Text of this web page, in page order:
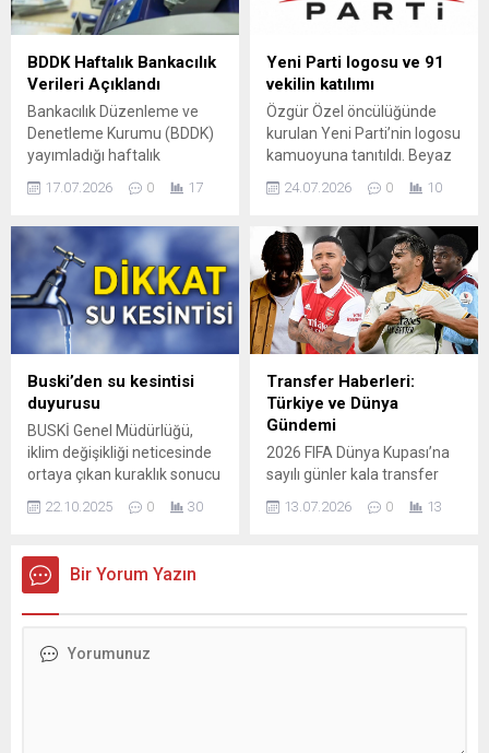
İran’a yönelik askeri harekâtı
durdurması ve barış
görüşmelerinin yeniden
başlamasının
açıklanmasıyla tetiklendi.
Enerji piyasalarındaki
dalgalanma,...
işbirliğinde düzenlediği
Yağ Toplama ve Atık Pil
Toplama yarışmalarında
Barış Meclisi’nde...
BDDK Haftalık Bankacılık
Verileri Açıklandı
Bankacılık Düzenleme ve
Denetleme Kurumu (BDDK)
yayımladığı haftalık
büyüklüklerindeki
korumalı mevduatlardaki
gerileme ile birlikte kredi ve
mevduat hacimlerindeki
haftalık hareketler öne çıktı.
Verilere göre, kur korumalı
Türk Lirası mevduat ve
katılma hesapları geçen
hafta 31 milyon lira azalarak
205 milyon liraya düştü. Aynı
dönemde...
17.07.2026 0 17
Yeni Parti logosu ve 91
vekilin katılımı
Özgür Özel öncülüğünde
kurulan Yeni Parti’nin logosu
kamuoyuna tanıtıldı. Beyaz
renkte büyük puntolarla
altında siyah renkte “Parti”
yazısı yer alıyor. Partinin
kuruluş dilekçesi İçişleri
Bakanlığı’na verildi. Bu
gelişmeyle birlikte, Özel’in
de aralarında bulunduğu 91
milletvekilinin CHP’den istifa
ederek Yeni Parti saflarına
katılması dikkat çekti....
24.07.2026 0 10
Buski’den su kesintisi
duyurusu
BUSKİ Genel Müdürlüğü,
iklim değişikliği neticesinde
ortaya çıkan kuraklık sonucu
su kaynaklarının azalması
ve baraj doluluk oranlarının
sebebiyle 22 Ekim-28 Ekim
tarihleri arasındaki yapacağı
günlük 12 saati geçmemek
22.10.2025 0 30
Transfer Haberleri:
Türkiye ve Dünya
Gündemi
2026 FIFA Dünya Kupası’na
sayılı günler kala transfer
piyasaları da
hareketlenmeye devam
13.07.2026 0 13
Bir Yorum Yazın